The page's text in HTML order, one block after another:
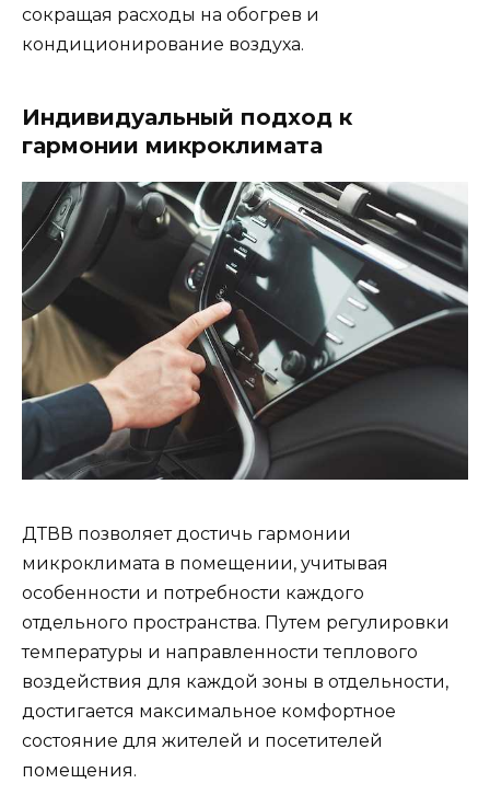
сокращая расходы на обогрев и
кондиционирование воздуха.
Индивидуальный подход к
гармонии микроклимата
ДТВВ позволяет достичь гармонии
микроклимата в помещении, учитывая
особенности и потребности каждого
отдельного пространства. Путем регулировки
температуры и направленности теплового
воздействия для каждой зоны в отдельности,
достигается максимальное комфортное
состояние для жителей и посетителей
помещения.